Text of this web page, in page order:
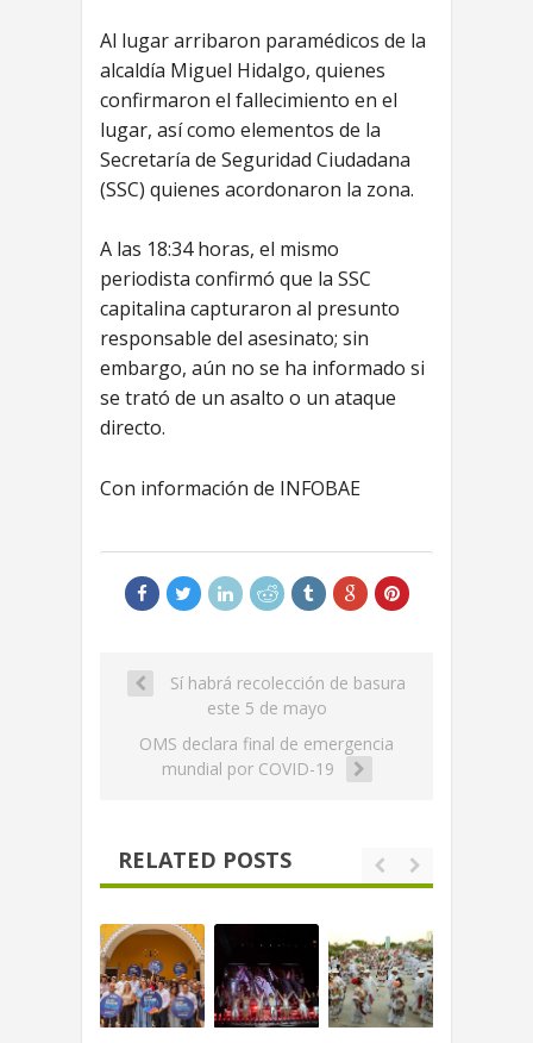
Al lugar arribaron paramédicos de la
alcaldía Miguel Hidalgo, quienes
confirmaron el fallecimiento en el
lugar, así como elementos de la
Secretaría de Seguridad Ciudadana
(SSC) quienes acordonaron la zona.
A las 18:34 horas, el mismo
periodista confirmó que la SSC
capitalina capturaron al presunto
responsable del asesinato; sin
embargo, aún no se ha informado si
se trató de un asalto o un ataque
directo.
Con información de INFOBAE
Sí habrá recolección de basura
este 5 de mayo
OMS declara final de emergencia
mundial por COVID-19
RELATED POSTS